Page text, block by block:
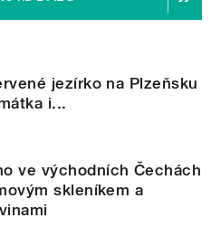
jezírko na Plzeňsku
i...
ve východních Čechách
skleníkem a